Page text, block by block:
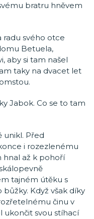
bratru hněvem
radu svého otce
Betuela,
aby si tam našel
taky na dvacet let
Jabok. Co se to tam
unikl. Před
i rozezlenému
hnal až k pohoří
tajném útěku s
Když však díky
činu v
ukončit svou stíhací